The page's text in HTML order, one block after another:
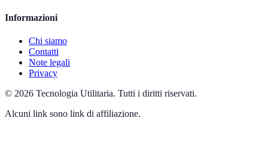
Informazioni
Chi siamo
Contatti
Note legali
Privacy
© 2026 Tecnologia Utilitaria. Tutti i diritti riservati.
Alcuni link sono link di affiliazione.